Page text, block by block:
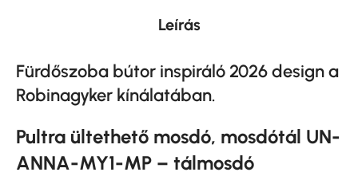
Leírás
Fürdőszoba bútor inspiráló 2026 design a
Robinagyker kínálatában.
Pultra ültethető mosdó, mosdótál UN-
ANNA-MY1-MP – tálmosdó